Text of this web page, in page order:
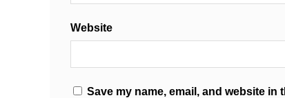
Website
Save my name, email, and website